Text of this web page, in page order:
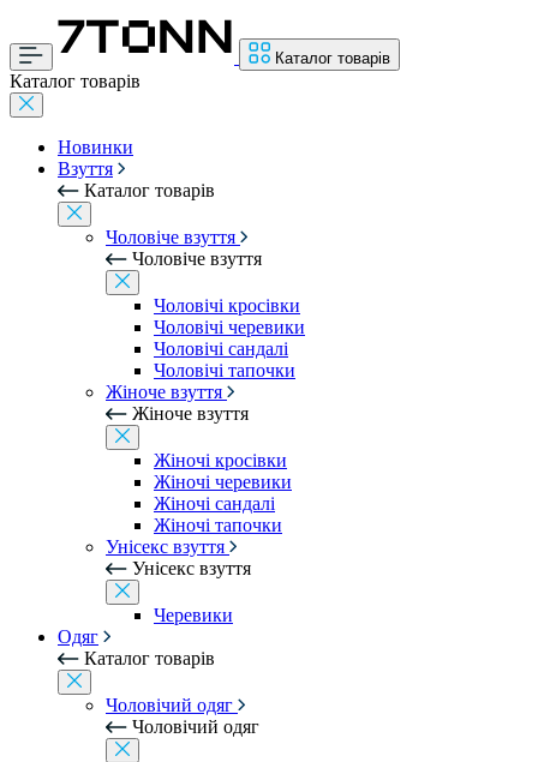
Каталог товарів
Каталог товарів
Новинки
Взуття
Каталог товарів
Чоловіче взуття
Чоловіче взуття
Чоловічі кросівки
Чоловічі черевики
Чоловічі сандалі
Чоловічі тапочки
Жіноче взуття
Жіноче взуття
Жіночі кросівки
Жіночі черевики
Жіночі сандалі
Жіночі тапочки
Унісекс взуття
Унісекс взуття
Черевики
Одяг
Каталог товарів
Чоловічий одяг
Чоловічий одяг